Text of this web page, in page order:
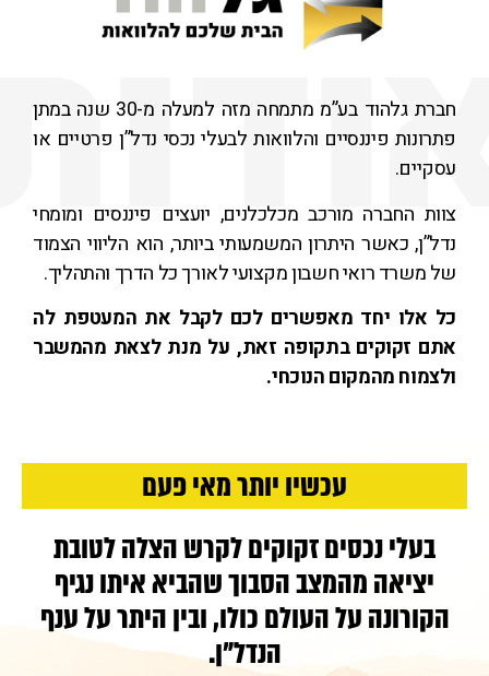
חברת גלהוד בע”מ מתמחה מזה למעלה מ-30 שנה במתן
פיננסיים והלוואות לבעלי נכסי נדל”ן פרטיים או
החברה מורכב מכלכלנים, יועצים פיננסים ומומחי
כאשר היתרון המשמעותי ביותר, הוא הליווי הצמוד
רואי חשבון מקצועי לאורך כל הדרך והתהליך.
אלו יחד מאפשרים לכם לקבל את המעטפת לה
זקוקים בתקופה זאת, על מנת לצאת מהמשבר
מהמקום הנוכחי.
עכשיו יותר מאי פעם
בעלי נכסים זקוקים לקרש הצלה לטובת
יציאה מהמצב הסבוך שהביא איתו נגיף
על העולם כולו, ובין היתר על ענף
הנדל"ן.